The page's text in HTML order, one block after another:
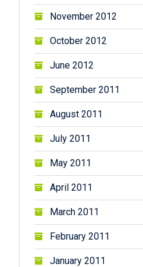
November 2012
October 2012
June 2012
September 2011
August 2011
July 2011
May 2011
April 2011
March 2011
February 2011
January 2011